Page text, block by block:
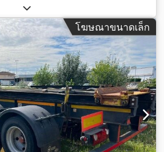
โฆษณาขนาดเล็ก